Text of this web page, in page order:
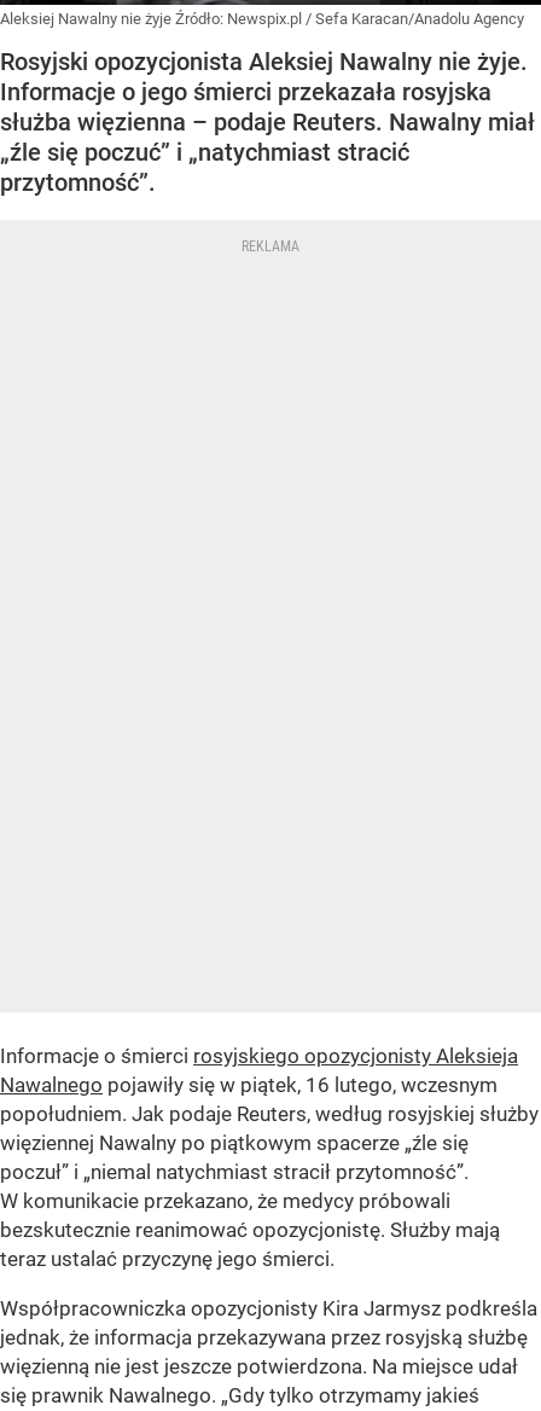
Aleksiej Nawalny nie żyje Źródło: Newspix.pl / Sefa Karacan/Anadolu Agency
Rosyjski opozycjonista Aleksiej Nawalny nie żyje.
Informacje o jego śmierci przekazała rosyjska
służba więzienna – podaje Reuters. Nawalny miał
„źle się poczuć” i „natychmiast stracić
przytomność”.
Informacje o śmierci rosyjskiego opozycjonisty Aleksieja
Nawalnego pojawiły się w piątek, 16 lutego, wczesnym
popołudniem. Jak podaje Reuters, według rosyjskiej służby
więziennej Nawalny po piątkowym spacerze „źle się
poczuł” i „niemal natychmiast stracił przytomność”.
W komunikacie przekazano, że medycy próbowali
bezskutecznie reanimować opozycjonistę. Służby mają
teraz ustalać przyczynę jego śmierci.
Współpracowniczka opozycjonisty Kira Jarmysz podkreśla
jednak, że informacja przekazywana przez rosyjską służbę
więzienną nie jest jeszcze potwierdzona. Na miejsce udał
się prawnik Nawalnego. „Gdy tylko otrzymamy jakieś